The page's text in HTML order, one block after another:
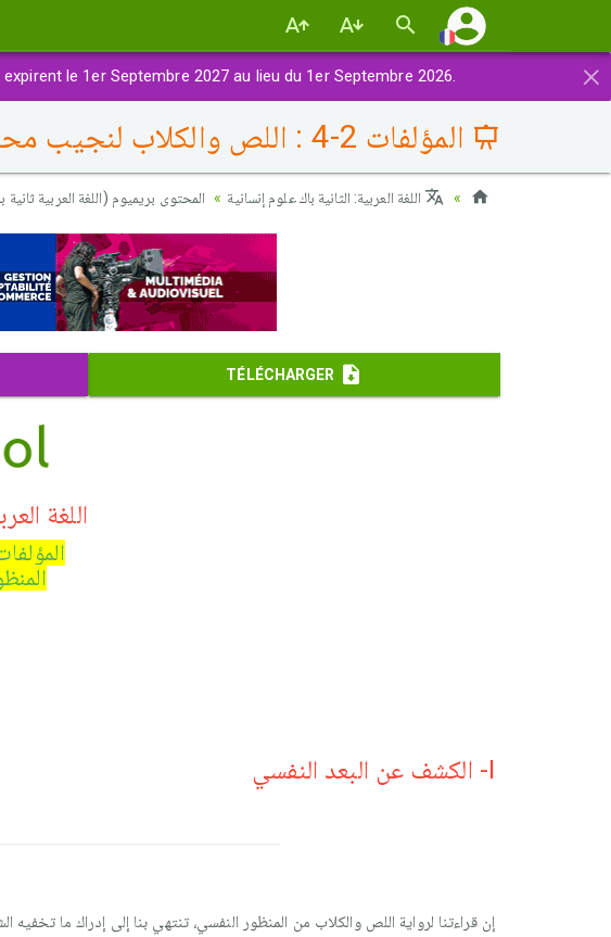
×
le 1er Septembre 2027 au lieu du 1er Septembre 2026.
المؤلفات 2-4 : اللص والكلاب لنجيب محفوظ (المنظور الثالث - الكشف عن البعد النفسي)
اللغة العربية: الثانية باك علوم إنسانية المحتوى بريميوم (اللغة العربية
TÉLÉCHARGER
اللغة
المؤلفات 2-4 : اللص والكلاب لنجيب
I- الكشف عن البعد النفسي
إن قراءتنا لرواية اللص والكلاب من المنظور النفسي، تنتهي بنا إلى إدراك ما